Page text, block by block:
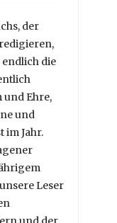
der
endlich die
und Ehre,
und
im Jahr.
Leser